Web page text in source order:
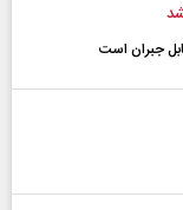
جبران است